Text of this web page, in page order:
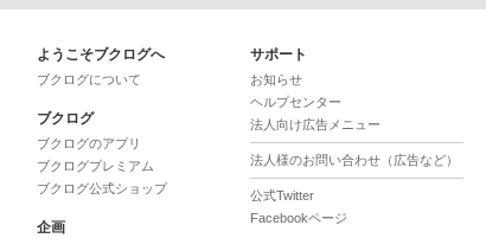
ようこそブクログへ
ブクログについて
ブクログ
ブクログのアプリ
ブクログプレミアム
ブクログ公式ショップ
企画
サポート
お知らせ
ヘルプセンター
法人向け広告メニュー
法人様のお問い合わせ（広告など）
公式Twitter
Facebookページ